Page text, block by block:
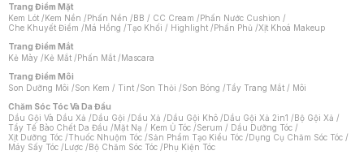
Trang Điểm Mặt
Kem Lót /Kem Nền /Phấn Nền /BB / CC Cream /Phấn Nước Cushion /
Che Khuyết Điểm /Má Hồng /Tạo Khối / Highlight /Phấn Phủ /Xịt Khoá Makeup
Trang Điểm Mắt
Kẻ Mày /Kẻ Mắt /Phấn Mắt /Mascara
Trang Điểm Môi
Son Dưỡng Môi /Son Kem / Tint /Son Thỏi /Son Bóng /Tẩy Trang Mắt / Môi
Chăm Sóc Tóc Và Da Đầu
Dầu Gội Và Dầu Xả /Dầu Gội /Dầu Xả /Dầu Gội Khô /Dầu Gội Xả 2in1 /Bộ Gội Xả /
Tẩy Tế Bào Chết Da Đầu /Mặt Nạ / Kem Ủ Tóc /Serum / Dầu Dưỡng Tóc /
Xịt Dưỡng Tóc /Thuốc Nhuộm Tóc /Sản Phẩm Tạo Kiểu Tóc /Dụng Cụ Chăm Sóc Tóc /
Máy Sấy Tóc /Lược /Bộ Chăm Sóc Tóc /Phụ Kiện Tóc